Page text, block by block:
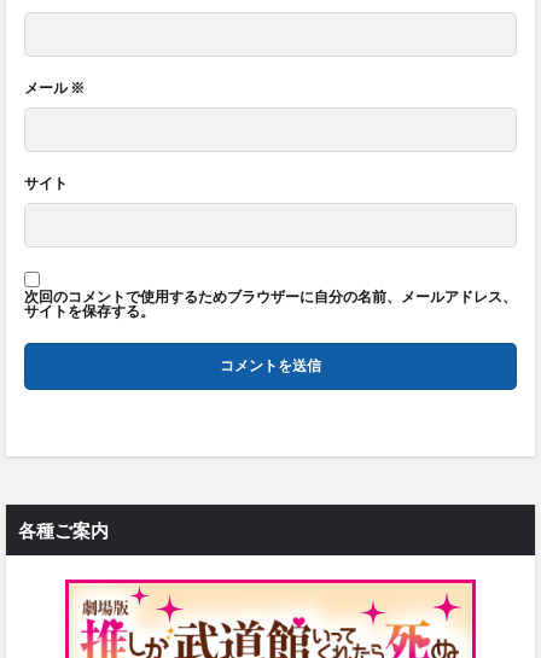
メール※
サイト
次回のコメントで使用するためブラウザーに自分の名前、メールアドレス、
サイトを保存する。
各種ご案内